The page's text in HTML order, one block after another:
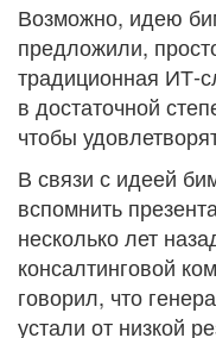
Возможно, идею
предложили,
традиционная ИТ-
в достаточной
чтобы
В связи с идеей
вспомнить
несколько лет
консалтинговой
говорил, что
устали от низкой